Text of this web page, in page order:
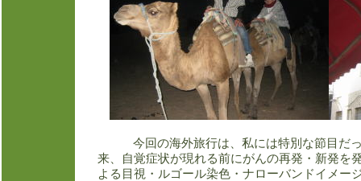
今回の海外旅行は、私には特別な節目だ
来、自覚症状が現れる前にがんの再発・新発を
よる目視・ルゴール染色・ナローバンドイメー